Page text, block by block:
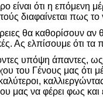
είναι ότι η επόμενη
διαφαίνεται πως το
θα καθορίσουν αν
Ας ελπίσουμε ότι τα
υπόψη άπαντες, ως
του Γένους μας ότι
μας να φέρει φως και